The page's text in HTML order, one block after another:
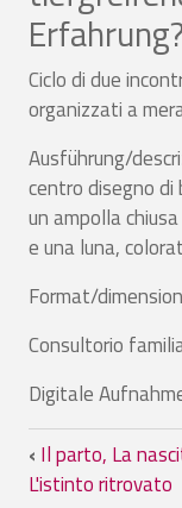
Ciclo di due
organizzati a
Ausführung/
centro disegno di
un ampolla
e una luna,
Format/
Consultorio
Digitale
Link di
‹ Il parto, La
L'istinto ritrovato